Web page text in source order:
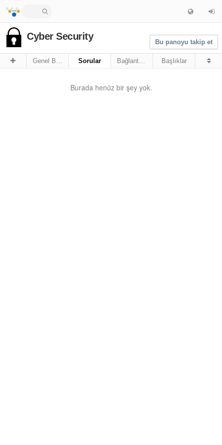
Cyber Security
Bu panoyu takip et
Genel Bakış Sorular Bağlantılar Başlıklar